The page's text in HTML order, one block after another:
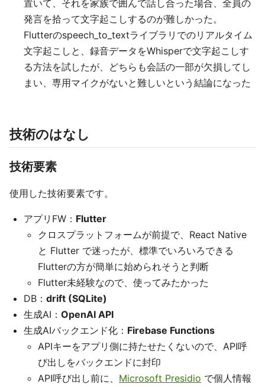
置いて、それを家族で囲んで話し合った場合、全員の
発言を拾って文字起こしするのが難しかった。
Flutterのspeech_to_textライブラリでのリアルタイム
文字起こしと、録音データをWhisperで文字起こしす
る方法を試したが、どちらも会話の一部が欠損してし
まい、専用マイクがないと難しいという結論になった
技術のはなし
技術要素
使用した技術要素です。
アプリFW： Flutter
クロスプラットフォームが前提で、React Native
と Flutter で迷ったが、標準でいろいろできる
Flutterの方が簡単に始められそうと判断
Flutter未経験なので、使ってみたかった
DB： drift (SQLite)
生成AI： OpenAI API
生成AIバックエンド化： Firebase Functions
APIキーをアプリ側に持たせたくないので、API呼
び出しをバックエンドに封印
API呼び出し前に、 Microsoft Presidio で個人情報